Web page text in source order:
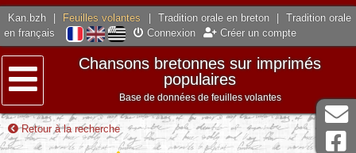
Kan.bzh Feuilles volantes Tradition orale en breton
Tradition orale
en français
Connexion Créer un compte
Menu
Chansons bretonnes sur imprimés
populaires
Base de données de feuilles volantes
Retour à la recherche